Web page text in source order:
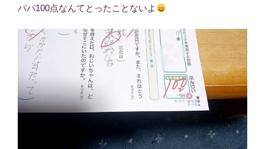
パパ100点なんてとったことないよ